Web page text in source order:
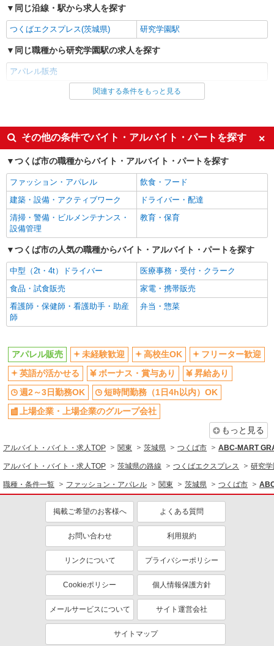
アルバイト パート
ウィゴー
販売スタッフ
［アルバイト］時給1,124円 ※試用期間（約3
ヶ月間）：時給1,074円
つくば
アルバイト パート
ベビードール
アパレルスタッフ
［アルバイト］時給1,074円
茨城県つくば市研究学園5丁目19番 イーアス
つくば
キープ 詳細を見る
正社員
フォルムフォルマ
フォーマルアドバイザー
［正社員］月給206,000円 ※試用期間（6ヶ月
つくば
キープ 詳細を見る
正社員
ラシュッド
［正社員］月給195,000円〜215,000円 ※試用
により優遇します
茨城県つくば市研究学園5丁目19番 イーアスつ
くば
キープ 詳細を見る
パート
フィットハウス
販売スタッフ
［パート］時給1,090円〜1,140円 ※日曜日、
祝日は時給が50円UP
茨城県つくば市研究学園5丁目19番 イーアス
つくば
キープ 詳細を見る
同じ沿線・駅から求人を探す
つくばエクスプレス(茨城県) 研究学園駅
同じ職種から研究学園駅の求人を探す
アパレル販売
同じ雇用形態から研究学園駅の求人を探す
同じ特徴から研究学園駅の求人を探す
未経験歓迎
高校生OK
フリーター歓迎
英語が活かせる
ボーナス・賞与あり
昇給あり
週2～3日勤務OK
短時間勤務（1日4h以内）OK
上場企業・上場企業のグループ会
社
バイク通勤OK
扶養内勤務OK
交通費支給
社会保険あり
社員登用あり
同じ職種から求人を探す
アパレル販売
同じ特徴から求人を探す
未経験歓迎
高校生OK
英語が活かせる
ボーナス・賞与あり
短時間勤務（1日4h以内）OK
上場企業・上場企業のグループ会
車通勤OK
社会保険あり
社員登用あり
関連する条件をもっと見る
その他の条件でバイト・アルバイト・パートを探す
つくば市の職種からバイト・アルバイト・パートを探す
ファッション・アパレル
飲食・フード
建築・設備・アクティブワーク
ドライバー・配達
清掃・警備・ビルメンテナンス・
設備管理
教育・保育
つくば市の人気の職種からバイト・アルバイト・パートを探す
中型（2t・4t）ドライバー
医療事務・受付・クラーク
食品・試食販売
家電・携帯販売
看護師・保健師・看護助手・助産
師
弁当・惣菜
アパレル販売 未経験歓迎 高校生OK
フリーター歓迎
英語が活かせる
ボーナス・賞与あり
昇給あり
週2～3日勤務OK
短時間勤務（1日4h以内）OK
上場企業・上場企業のグループ会社
もっと見る
アルバイト・バイト・求人TOP 関東 茨城県 つくば市 ABC-MART
アルバイト・バイト・求人TOP 茨城県の路線 つくばエクスプレス 研究
職種・条件一覧 ファッション・アパレル 関東 茨城県 つくば市
掲載ご希望のお客様へ よくある質問
お問い合わせ 利用規約
リンクについて プライバシーポリシー
Cookieポリシー 個人情報保護方針
メールサービスについて サイト運営会社
サイトマップ